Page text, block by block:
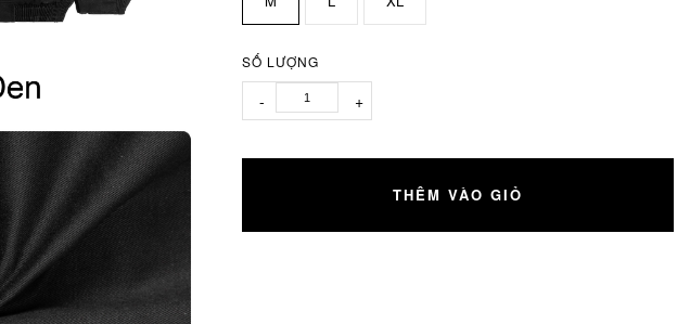
SỐ LƯỢNG
- +
THÊM VÀO GIỎ